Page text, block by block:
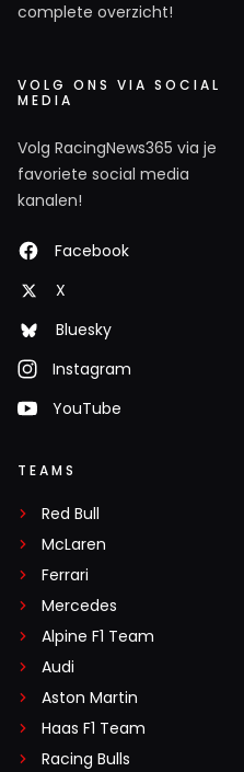
complete overzicht!
VOLG ONS VIA SOCIAL
MEDIA
Volg RacingNews365 via je
favoriete social media
kanalen!
Facebook
X
Bluesky
Instagram
YouTube
TEAMS
Red Bull
McLaren
Ferrari
Mercedes
Alpine F1 Team
Audi
Aston Martin
Haas F1 Team
Racing Bulls